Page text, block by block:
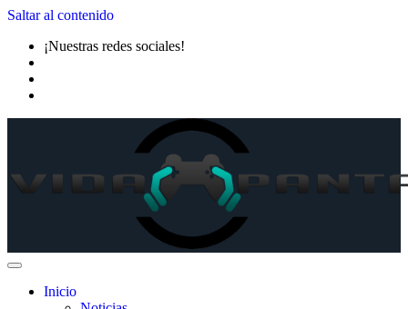
Saltar al contenido
¡Nuestras redes sociales!
Inicio